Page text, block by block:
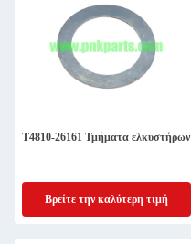
Τ4810-26161 Τμήματα ελκυστήρων
Βρείτε την καλύτερη τιμή